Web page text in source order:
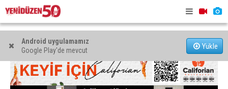
Android uygulamamız
Google Play'de mevcut
Yükle